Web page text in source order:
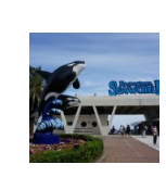
投
稿
ナ